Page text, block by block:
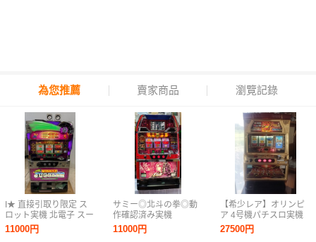
為您推薦 賣家商品 瀏覽記錄
I★ 直接引取り限定 ス
ロット実機 北電子 スー
パーミラクルジャグラ
ー パチスロ 家庭用電源
11000円
サミー◎北斗の拳◎動
作確認済み実機
11000円
【希少レア】オリンピ
ア 4号機パチスロ実機
『めざせドキドキ島』
パチスロ スロット
27500円